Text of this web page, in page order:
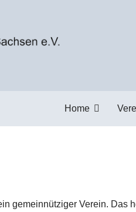
Home
gemeinnütziger Verein. Das